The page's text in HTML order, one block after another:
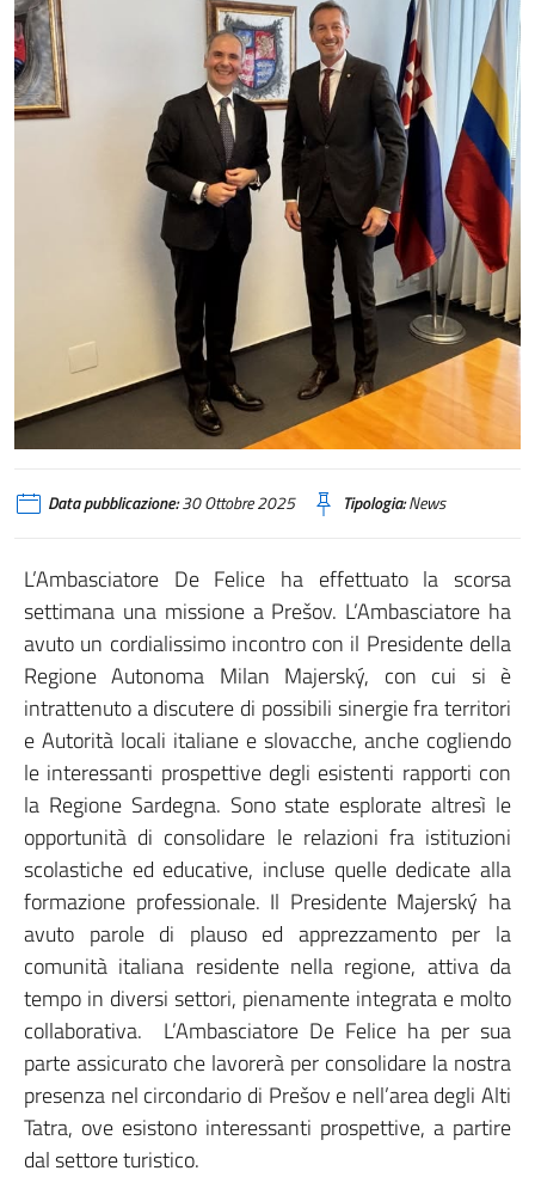
Data pubblicazione:30 Ottobre 2025 Tipologia:News
L’Ambasciatore De Felice ha effettuato la scorsa
settimana una missione a Prešov. L’Ambasciatore ha
avuto un cordialissimo incontro con il Presidente della
Regione Autonoma Milan Majerský, con cui si è
intrattenuto a discutere di possibili sinergie fra territori
e Autorità locali italiane e slovacche, anche cogliendo
le interessanti prospettive degli esistenti rapporti con
la Regione Sardegna. Sono state esplorate altresì le
opportunità di consolidare le relazioni fra istituzioni
scolastiche ed educative, incluse quelle dedicate alla
formazione professionale. Il Presidente Majerský ha
avuto parole di plauso ed apprezzamento per la
comunità italiana residente nella regione, attiva da
tempo in diversi settori, pienamente integrata e molto
collaborativa. L’Ambasciatore De Felice ha per sua
parte assicurato che lavorerà per consolidare la nostra
presenza nel circondario di Prešov e nell’area degli Alti
Tatra, ove esistono interessanti prospettive, a partire
dal settore turistico.